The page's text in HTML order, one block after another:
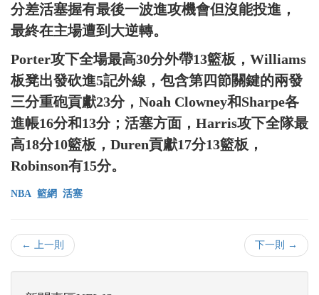
分差活塞握有最後一波進攻機會但沒能投進，
最終在主場遭到大逆轉。
Porter攻下全場最高30分外帶13籃板，Williams
板凳出發砍進5記外線，包含第四節關鍵的兩發
三分重砲貢獻23分，Noah Clowney和Sharpe各
進帳16分和13分；活塞方面，Harris攻下全隊最
高18分10籃板，Duren貢獻17分13籃板，
Robinson有15分。
NBA 籃網 活塞
← 上一則 下一則 →